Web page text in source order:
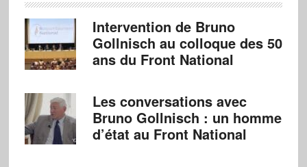
Intervention de Bruno
Gollnisch au colloque des 50
ans du Front National
Les conversations avec
Bruno Gollnisch : un homme
d’état au Front National